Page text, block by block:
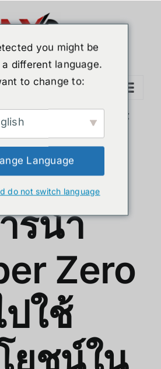
Zero ไปใช้
ด้านต่างๆ
รนำ
Zero
ปใช้
ยชน์ใน
you might be
a different language.
to change to:
Language
do not switch language